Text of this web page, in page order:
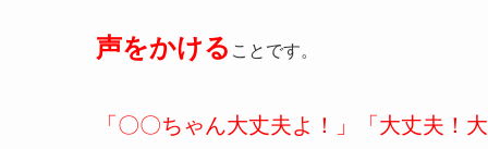
声をかける ことです。
「〇〇ちゃん大丈夫よ！」「大丈夫！